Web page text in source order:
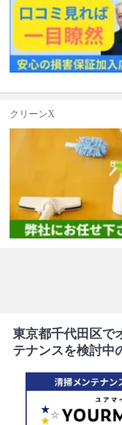
クリーンX
東京都千代田区で
テナンスを検討中